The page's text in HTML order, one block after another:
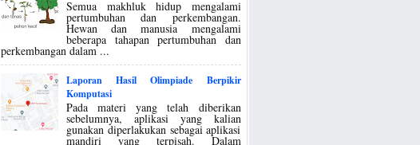
Semua makhluk hidup mengalami
pertumbuhan dan perkembangan.
Hewan dan manusia mengalami
beberapa tahapan pertumbuhan dan
perkembangan dalam ...
Laporan Hasil Olimpiade Berpikir
Komputasi
Pada materi yang telah diberikan
sebelumnya, aplikasi yang kalian
gunakan diperlakukan sebagai aplikasi
mandiri yang terpisah. Dalam